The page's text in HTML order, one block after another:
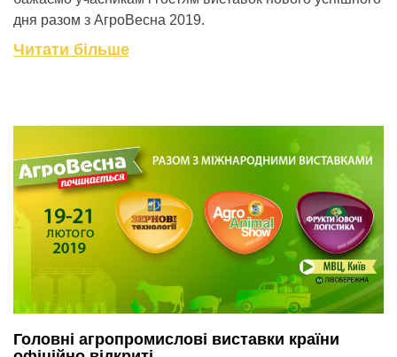
дня разом з АгроВесна 2019.
Читати більше
Головні агропромислові виставки країни